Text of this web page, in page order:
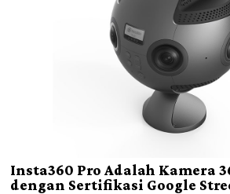
Insta360 Pro Adalah Kamera
dengan Sertifikasi Google